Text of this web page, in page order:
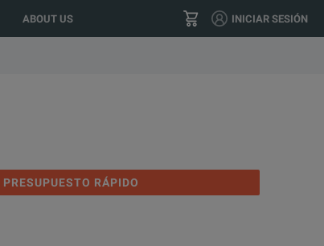
US GO
ABOUT US INICIAR SESIÓN
PRESUPUESTO RÁPIDO